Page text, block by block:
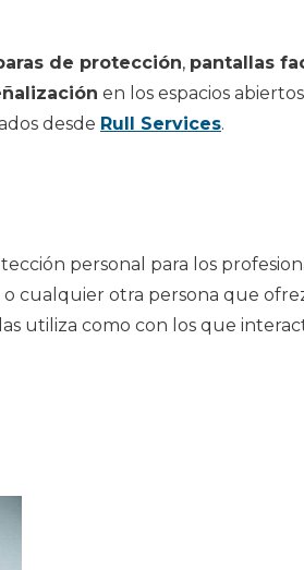
de protección, pantallas
en los espacios
desde Rull Services.
personal para los
cualquier otra persona que
utiliza como con los que